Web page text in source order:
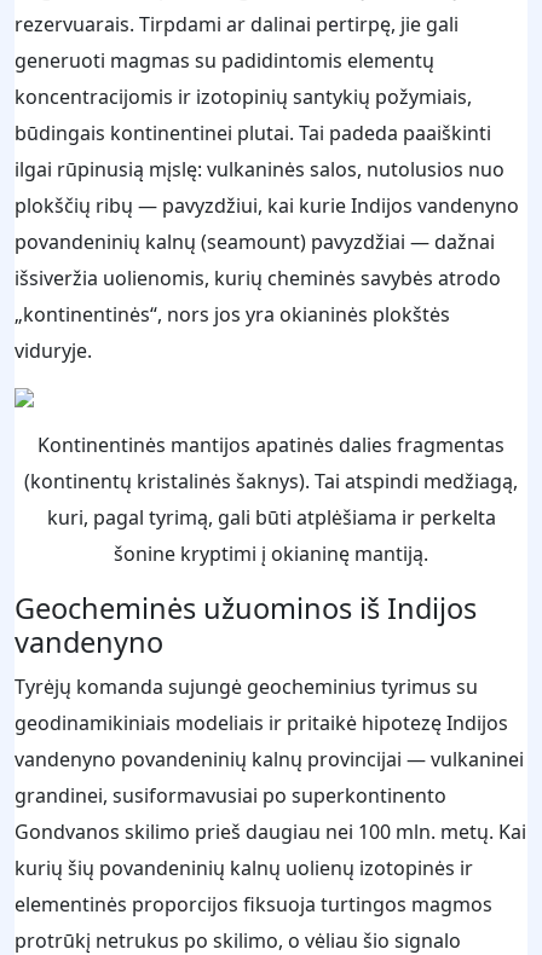
rezervuarais. Tirpdami ar dalinai pertirpę, jie gali
generuoti magmas su padidintomis elementų
koncentracijomis ir izotopinių santykių požymiais,
būdingais kontinentinei plutai. Tai padeda paaiškinti
ilgai rūpinusią mįslę: vulkaninės salos, nutolusios nuo
plokščių ribų — pavyzdžiui, kai kurie Indijos vandenyno
povandeninių kalnų (seamount) pavyzdžiai — dažnai
išsiveržia uolienomis, kurių cheminės savybės atrodo
„kontinentinės“, nors jos yra okianinės plokštės
viduryje.
Kontinentinės mantijos apatinės dalies fragmentas
(kontinentų kristalinės šaknys). Tai atspindi medžiagą,
kuri, pagal tyrimą, gali būti atplėšiama ir perkelta
šonine kryptimi į okianinę mantiją.
Geocheminės užuominos iš Indijos
vandenyno
Tyrėjų komanda sujungė geocheminius tyrimus su
geodinamikiniais modeliais ir pritaikė hipotezę Indijos
vandenyno povandeninių kalnų provincijai — vulkaninei
grandinei, susiformavusiai po superkontinento
Gondvanos skilimo prieš daugiau nei 100 mln. metų. Kai
kurių šių povandeninių kalnų uolienų izotopinės ir
elementinės proporcijos fiksuoja turtingos magmos
protrūkį netrukus po skilimo, o vėliau šio signalo